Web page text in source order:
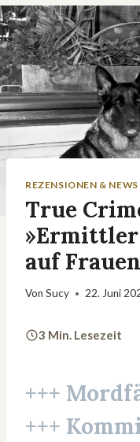
REZENSIONEN & NEWS
True
auf
Von Sucy 22. Juni
3 Min. Lesezeit
+++
+++